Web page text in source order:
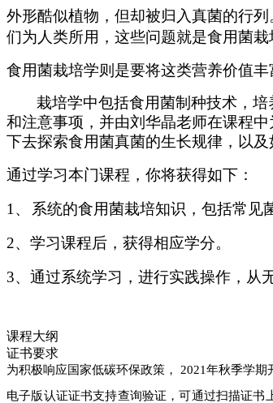
外形酷似植物，但却被归入真菌的行列
们为人类所用， 这些问题就是食用菌栽
食用菌栽培学则是要将这类营养价值
栽培学中包括食用菌制种技术，
和注意事项，并由刘华晶老师在课程
下去探索食用菌真菌的生长规律，以
通过学习本门课程，你将获得如下：
1、
系统的食用菌栽培知识，包括常见
2、学习课程后，获得相应学分。
3、通过系统学习，进行实践操作，从
课程大纲
证书要求
为积极响应国家低碳环保政策， 2021年秋季学
电子版认证证书支持查询验证，可通过扫描证书